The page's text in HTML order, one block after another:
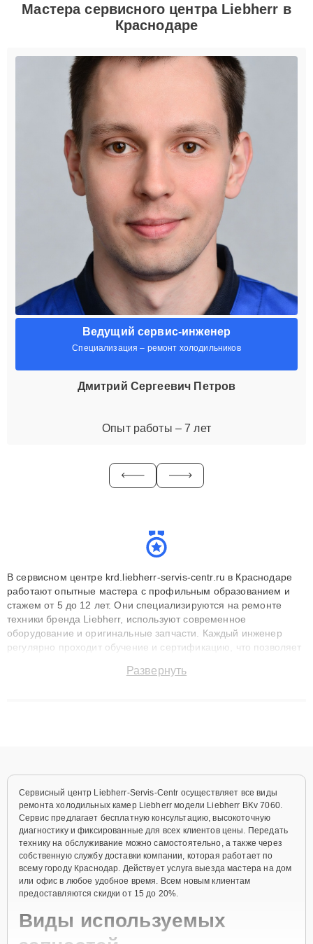
Мастера сервисного центра Liebherr в
Краснодаре
Ведущий сервис-инженер
Специализация – ремонт холодильников
Дмитрий Сергеевич Петров
Опыт работы – 7 лет
В сервисном центре krd.liebherr-servis-centr.ru в Краснодаре
работают опытные мастера с профильным образованием и
стажем от 5 до 12 лет. Они специализируются на ремонте
техники бренда Liebherr, используют современное
оборудование и оригинальные запчасти. Каждый инженер
регулярно проходит обучение и сертификацию, что позволяет
технику с сохранением гарантии до 3 лет. Наши мастера
Развернуть
Сервисный центр Liebherr-Servis-Centr осуществляет все виды
ремонта холодильных камер Liebherr модели Liebherr BKv 7060.
Сервис предлагает бесплатную консультацию, высокоточную
диагностику и фиксированные для всех клиентов цены. Передать
технику на обслуживание можно самостоятельно, а также через
собственную службу доставки компании, которая работает по
всему городу Краснодар. Действует услуга выезда мастера на дом
или офис в любое удобное время. Всем новым клиентам
предоставляются скидки от 15 до 20%.
Виды используемых